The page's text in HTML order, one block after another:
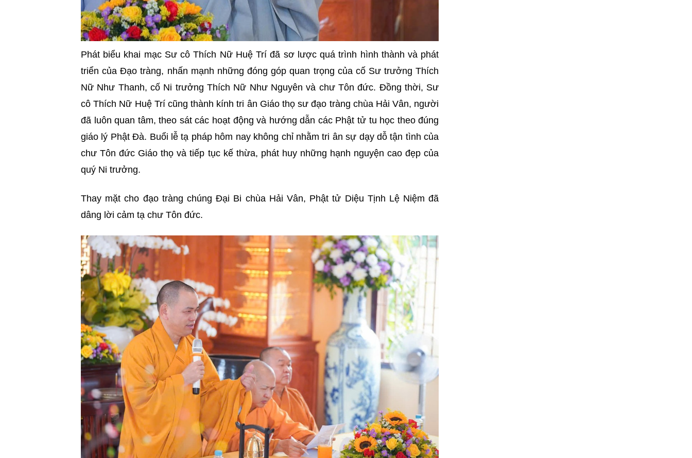
Phát biểu khai mạc Sư cô Thích Nữ Huệ Trí đã sơ lược quá trình hình thành và phát
triển của Đạo tràng, nhấn mạnh những đóng góp quan trọng của cố Sư trưởng Thích
Nữ Như Thanh, cố Ni trưởng Thích Nữ Như Nguyên và chư Tôn đức. Đồng thời, Sư
cô Thích Nữ Huệ Trí cũng thành kính tri ân Giáo thọ sư đạo tràng chùa Hải Vân, người
đã luôn quan tâm, theo sát các hoạt động và hướng dẫn các Phật tử tu học theo đúng
giáo lý Phật Đà. Buổi lễ tạ pháp hôm nay không chỉ nhằm tri ân sự dạy dỗ tận tình của
chư Tôn đức Giáo thọ và tiếp tục kế thừa, phát huy những hạnh nguyện cao đẹp của
quý Ni trưởng.
Thay mặt cho đạo tràng chúng Đại Bi chùa Hải Vân, Phật tử Diệu Tịnh Lệ Niệm đã
dâng lời cảm tạ chư Tôn đức.